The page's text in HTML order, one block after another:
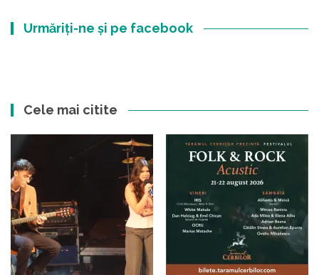
Urmăriți-ne și pe facebook
Cele mai citite